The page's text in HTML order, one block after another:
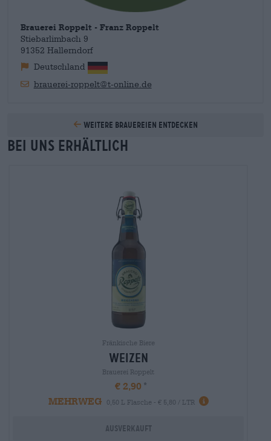
Brauerei Roppelt - Franz Roppelt
Stiebarlimbach 9
91352 Hallerndorf
Deutschland
brauerei-roppelt@t-online.de
Weitere Brauereien entdecken
Bei uns erhältlich
Fränkische Biere
Weizen
Brauerei Roppelt
€ 2,90
MEHRWEG
0,50 L Flasche - € 5,80 / LTR
Ausverkauft